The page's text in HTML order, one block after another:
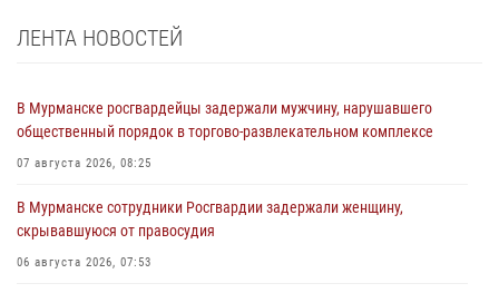
ЛЕНТА НОВОСТЕЙ
В Мурманске росгвардейцы задержали мужчину, нарушавшего
общественный порядок в торгово-развлекательном комплексе
07 августа 2026, 08:25
В Мурманске сотрудники Росгвардии задержали женщину,
скрывавшуюся от правосудия
06 августа 2026, 07:53